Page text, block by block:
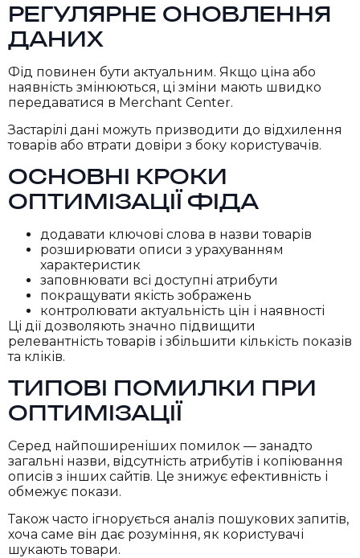
РЕГУЛЯРНЕ ОНОВЛЕННЯ
ДАНИХ
Фід повинен бути актуальним. Якщо ціна або
наявність змінюються, ці зміни мають швидко
передаватися в Merchant Center.
Застарілі дані можуть призводити до відхилення
товарів або втрати довіри з боку користувачів.
ОСНОВНІ КРОКИ
ОПТИМІЗАЦІЇ ФІДА
додавати ключові слова в назви товарів
розширювати описи з урахуванням
характеристик
заповнювати всі доступні атрибути
покращувати якість зображень
контролювати актуальність цін і наявності
Ці дії дозволяють значно підвищити
релевантність товарів і збільшити кількість показів
та кліків.
ТИПОВІ ПОМИЛКИ ПРИ
ОПТИМІЗАЦІЇ
Серед найпоширеніших помилок — занадто
загальні назви, відсутність атрибутів і копіювання
описів з інших сайтів. Це знижує ефективність і
обмежує покази.
Також часто ігнорується аналіз пошукових запитів,
хоча саме він дає розуміння, як користувачі
шукають товари.